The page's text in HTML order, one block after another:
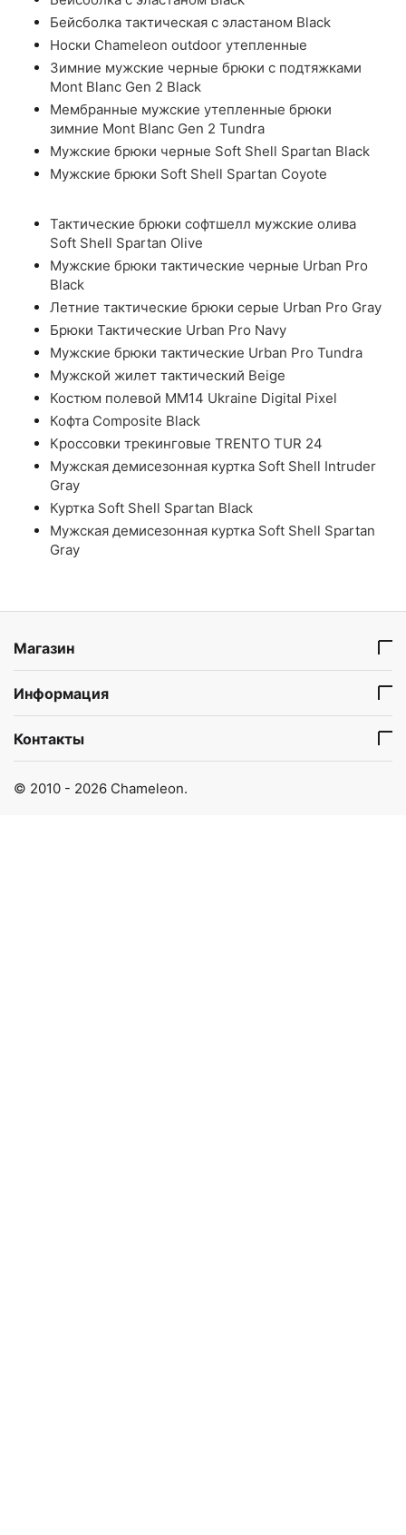
Бейсболка тактическая с эластаном Black
Носки Chameleon outdoor утепленные
Зимние мужские черные брюки с подтяжками
Mont Blanc Gen 2 Black
Мембранные мужские утепленные брюки
зимние Mont Blanc Gen 2 Tundra
Мужские брюки черные Soft Shell Spartan Black
Мужские брюки Soft Shell Spartan Coyote
Тактические брюки софтшелл мужские олива
Soft Shell Spartan Olive
Мужские брюки тактические черные Urban Pro
Black
Летние тактические брюки серые Urban Pro Gray
Брюки Тактические Urban Pro Navy
Мужские брюки тактические Urban Pro Tundra
Мужской жилет тактический Beige
Костюм полевой ММ14 Ukraine Digital Pixel
Кофта Composite Black
Кроссовки трекинговые TRENTO TUR 24
Мужская демисезонная куртка Soft Shell Intruder
Gray
Куртка Soft Shell Spartan Black
Мужская демисезонная куртка Soft Shell Spartan
Gray
Магазин
Информация
Контакты
© 2010 - 2026 Chameleon.